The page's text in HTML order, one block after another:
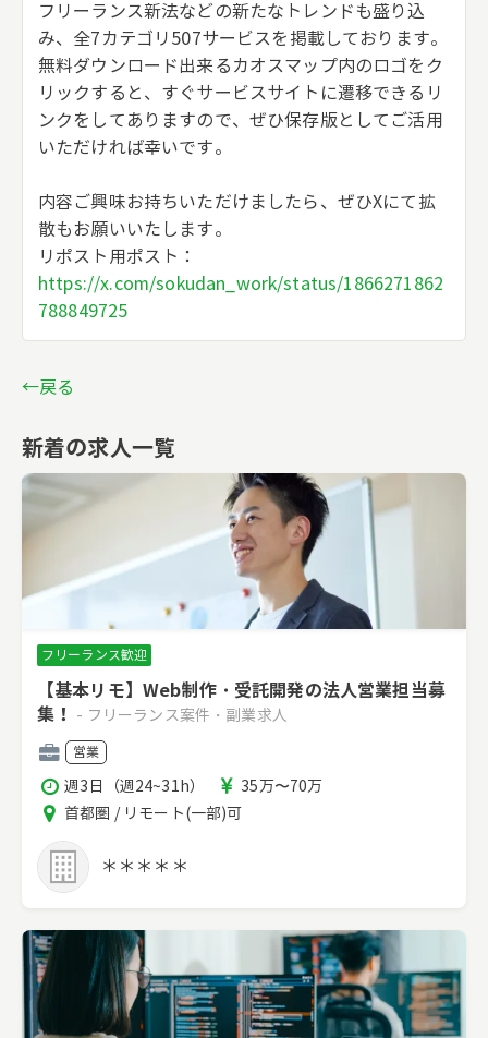
フリーランス新法などの新たなトレンドも盛り込
み、全7カテゴリ507サービスを掲載しております。
無料ダウンロード出来るカオスマップ内のロゴをク
リックすると、すぐサービスサイトに遷移できるリ
ンクをしてありますので、ぜひ保存版としてご活用
いただければ幸いです。
内容ご興味お持ちいただけましたら、ぜひXにて拡
散もお願いいたします。
リポスト用ポスト：
https://x.com/sokudan_work/status/1866271862
788849725
←戻る
新着の求人一覧
フリーランス歓迎
【基本リモ】Web制作・受託開発の法人営業担当募
集！
- フリーランス案件・副業求人
職
種
営業
稼
働
時
間
週3日（週24~31h）
報
酬
35万〜70万
エ
ア
首都圏 / リモート(一部)可
＊＊＊＊＊